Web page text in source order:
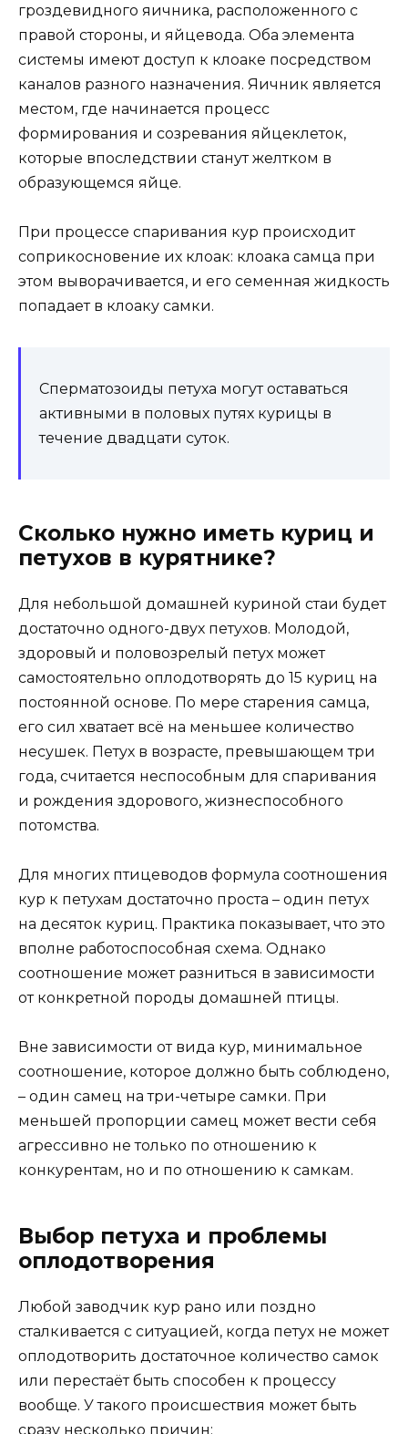
гроздевидного яичника, расположенного с
правой стороны, и яйцевода. Оба элемента
системы имеют доступ к клоаке посредством
каналов разного назначения. Яичник является
местом, где начинается процесс
формирования и созревания яйцеклеток,
которые впоследствии станут желтком в
образующемся яйце.
При процессе спаривания кур происходит
соприкосновение их клоак: клоака самца при
этом выворачивается, и его семенная жидкость
попадает в клоаку самки.
Сперматозоиды петуха могут оставаться
активными в половых путях курицы в
течение двадцати суток.
Сколько нужно иметь куриц и
петухов в курятнике?
Для небольшой домашней куриной стаи будет
достаточно одного-двух петухов. Молодой,
здоровый и половозрелый петух может
самостоятельно оплодотворять до 15 куриц на
постоянной основе. По мере старения самца,
его сил хватает всё на меньшее количество
несушек. Петух в возрасте, превышающем три
года, считается неспособным для спаривания
и рождения здорового, жизнеспособного
потомства.
Для многих птицеводов формула соотношения
кур к петухам достаточно проста – один петух
на десяток куриц. Практика показывает, что это
вполне работоспособная схема. Однако
соотношение может разниться в зависимости
от конкретной породы домашней птицы.
Вне зависимости от вида кур, минимальное
соотношение, которое должно быть соблюдено,
– один самец на три-четыре самки. При
меньшей пропорции самец может вести себя
агрессивно не только по отношению к
конкурентам, но и по отношению к самкам.
Выбор петуха и проблемы
оплодотворения
Любой заводчик кур рано или поздно
сталкивается с ситуацией, когда петух не может
оплодотворить достаточное количество самок
или перестаёт быть способен к процессу
вообще. У такого происшествия может быть
сразу несколько причин: